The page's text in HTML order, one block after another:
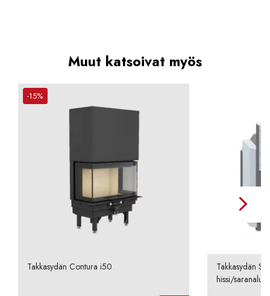
Muut katsoivat myös
-15%
Takkasydän Contura i50
Takkasydän
hissi/